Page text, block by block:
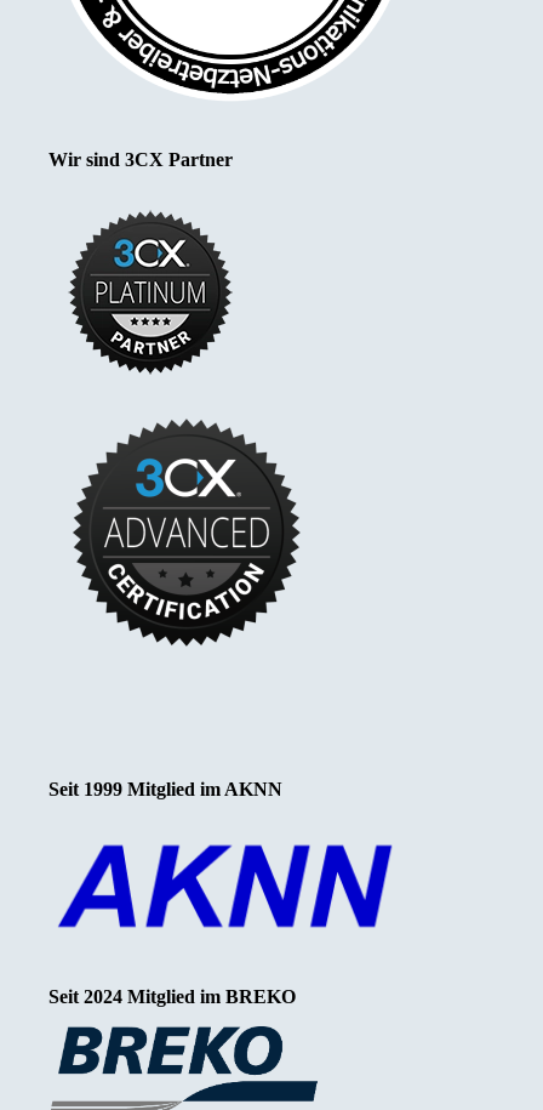
Wir sind 3CX Partner
Seit 1999 Mitglied im AKNN
Seit 2024 Mitglied im BREKO